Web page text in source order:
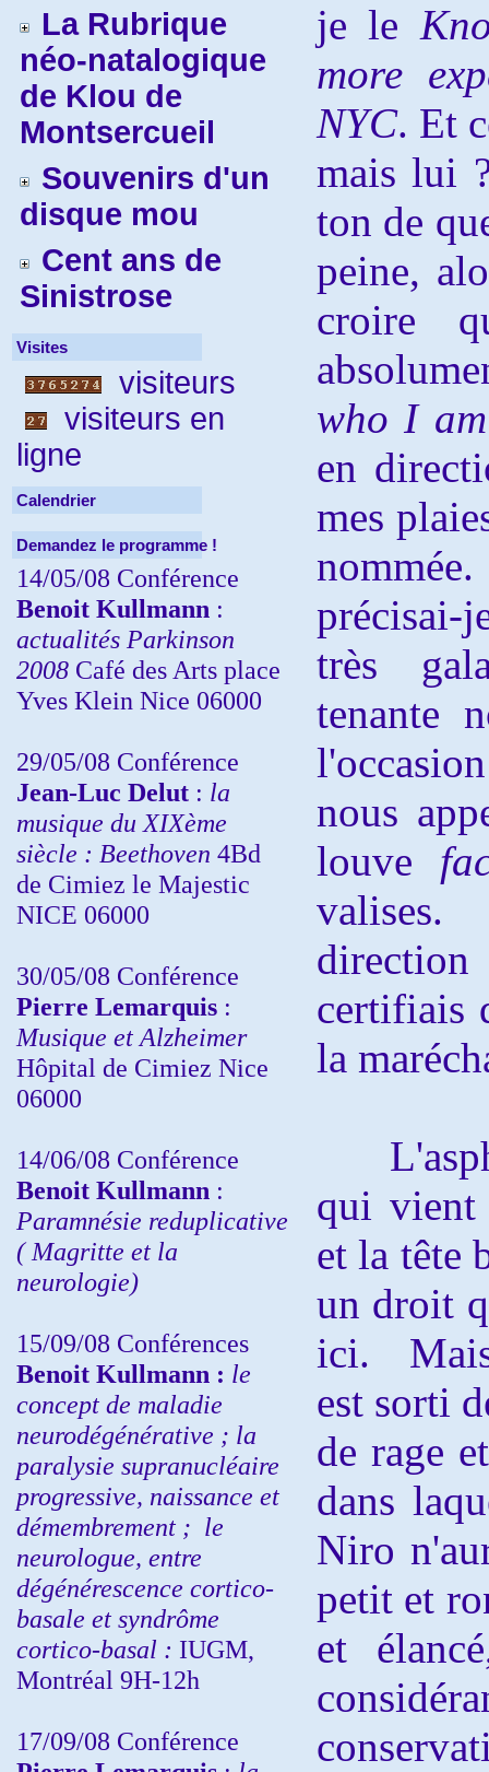
La Rubrique
néo-natalogique
de Klou de
Montsercueil
Souvenirs d'un
disque mou
Cent ans de
Sinistrose
Visites
visiteurs
visiteurs en
ligne
Calendrier
Demandez le programme !
14/05/08 Conférence
Benoit Kullmann :
actualités Parkinson
2008 Café des Arts place
Yves Klein Nice 06000
29/05/08 Conférence
Jean-Luc Delut : la
musique du XIXème
siècle : Beethoven 4Bd
de Cimiez le Majestic
NICE 06000
30/05/08 Conférence
Pierre Lemarquis :
Musique et Alzheimer
Hôpital de Cimiez Nice
06000
14/06/08 Conférence
Benoit Kullmann :
Paramnésie reduplicative
( Magritte et la
neurologie)
15/09/08 Conférences
Benoit Kullmann : le
concept de maladie
neurodégénérative ; la
paralysie supranucléaire
progressive, naissance et
démembrement ; le
neurologue, entre
dégénérescence cortico-
basale et syndrôme
cortico-basal : IUGM,
Montréal 9H-12h
17/09/08 Conférence
je le
more
NYC. Et
mais lui
ton de
peine,
croire
who I
en
mes
précisai-
très
tenante
nous
louve
certifiais
la
qui vient
et la tête
un droit
ici.
est sorti
de rage
dans
Niro
petit et
et